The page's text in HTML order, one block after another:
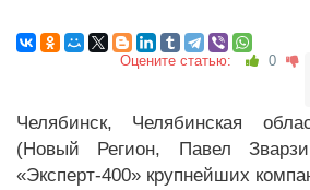
Оцените статью: 0
Челябинск, Челябинская
(Новый Регион, Павел
«Эксперт-400» крупнейших